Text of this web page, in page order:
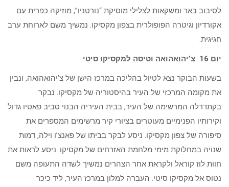
לסיבוב באר ומשקאות לצלילי מוסיקת “נורטניו”, מוזיקה כפרית עם
אקורדיון וגיטרה הפופולרית בצפון מקסיקו. נמשיך משם לארוחת ערב
חגיגית.
יום 16 צ’יהואהואה וטיסה למקסיקו סיטי
בשעות הבוקר נצא לטיול בהליכה במרכז הישן של צ’יהואהואה, ונבין
את מקומה המרכזי של העיר בהיסטוריה של מקסיקו. נבקר
בקתדרלה המרשימה של העיר, בבית העיריה הבנוי סביב פאטיו גדול
וקירותיו הפנימיים מעוטרים בציורי קיר מרשימים המספרים את
סיפורה של צפון מקסיקו. ניסע לבקר בביתו של פאנצ’ו וילה, דמות
שנויה במחלוקת מימי מלחמת האזרחים של מקסיקו. ניסע לראות את
חוות לוז קוראל ולקראת אחר הצהרים נמשיך לשדה התעופה משם
נטוס אל מקסיקו סיטי. העברה למלון במרכז העיר, ליד כיכר